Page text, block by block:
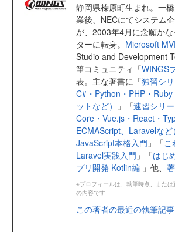
静岡県榛原町生まれ。一
業後、NECにてシステム
が、2003年4月に念願か
ターに転身。 Microsoft
Studio and Development
筆コミュニティ「WINGS
表。主な著書に「独習シ
C#・Python・PHP・
ットなど）
」「速習シリ
Core・Vue.js・React・
ECMAScript、Laravelなど）
JavaScript本格入門 」「こ
Laravel実践入門 」「はじ
プリ開発 Kotlin編 」他、
※プロフィールは、執筆時点、また
の内容です
この著者の最近の執筆記事